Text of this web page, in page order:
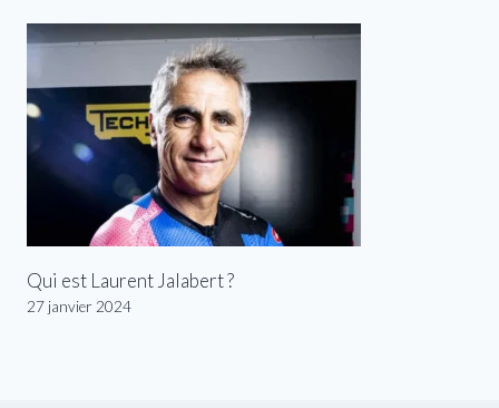
Qui est Laurent Jalabert ?
27 janvier 2024